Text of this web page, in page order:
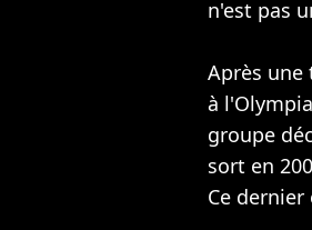
n'est pas
Après une
à
groupe
sort en
Ce